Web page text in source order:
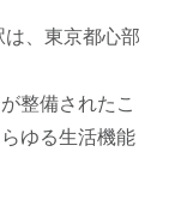
、東京都心部
整備されたこ
ゆる生活機能